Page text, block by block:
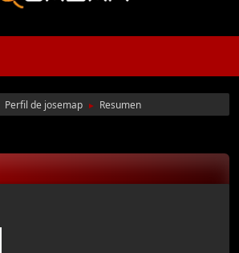
Perfil de josemap ► Resumen